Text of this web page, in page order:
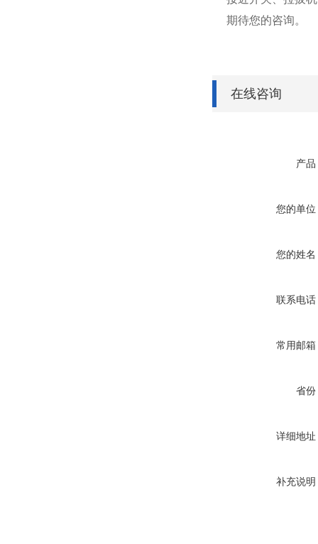
期待您的咨询。
在线咨询
产品
您的单位
您的姓名
联系电话
常用邮箱
省份
详细地址
补充说明